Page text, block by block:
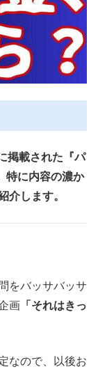
掲載された『パ
特に内容の濃か
介します。
をバッサバッサ
画 「それはきっ
なので、以後お